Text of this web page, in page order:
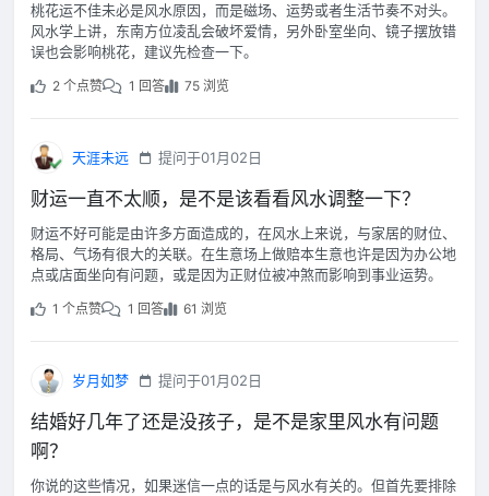
桃花运不佳未必是风水原因，而是磁场、运势或者生活节奏不对头。
风水学上讲，东南方位凌乱会破坏爱情，另外卧室坐向、镜子摆放错
误也会影响桃花，建议先检查一下。
2 个点赞 1 回答 75 浏览
天涯未远 提问于01月02日
财运一直不太顺，是不是该看看风水调整一下？
财运不好可能是由许多方面造成的，在风水上来说，与家居的财位、
格局、气场有很大的关联。在生意场上做赔本生意也许是因为办公地
点或店面坐向有问题，或是因为正财位被冲煞而影响到事业运势。
1 个点赞 1 回答 61 浏览
岁月如梦 提问于01月02日
结婚好几年了还是没孩子，是不是家里风水有问题
啊？
你说的这些情况，如果迷信一点的话是与风水有关的。但首先要排除